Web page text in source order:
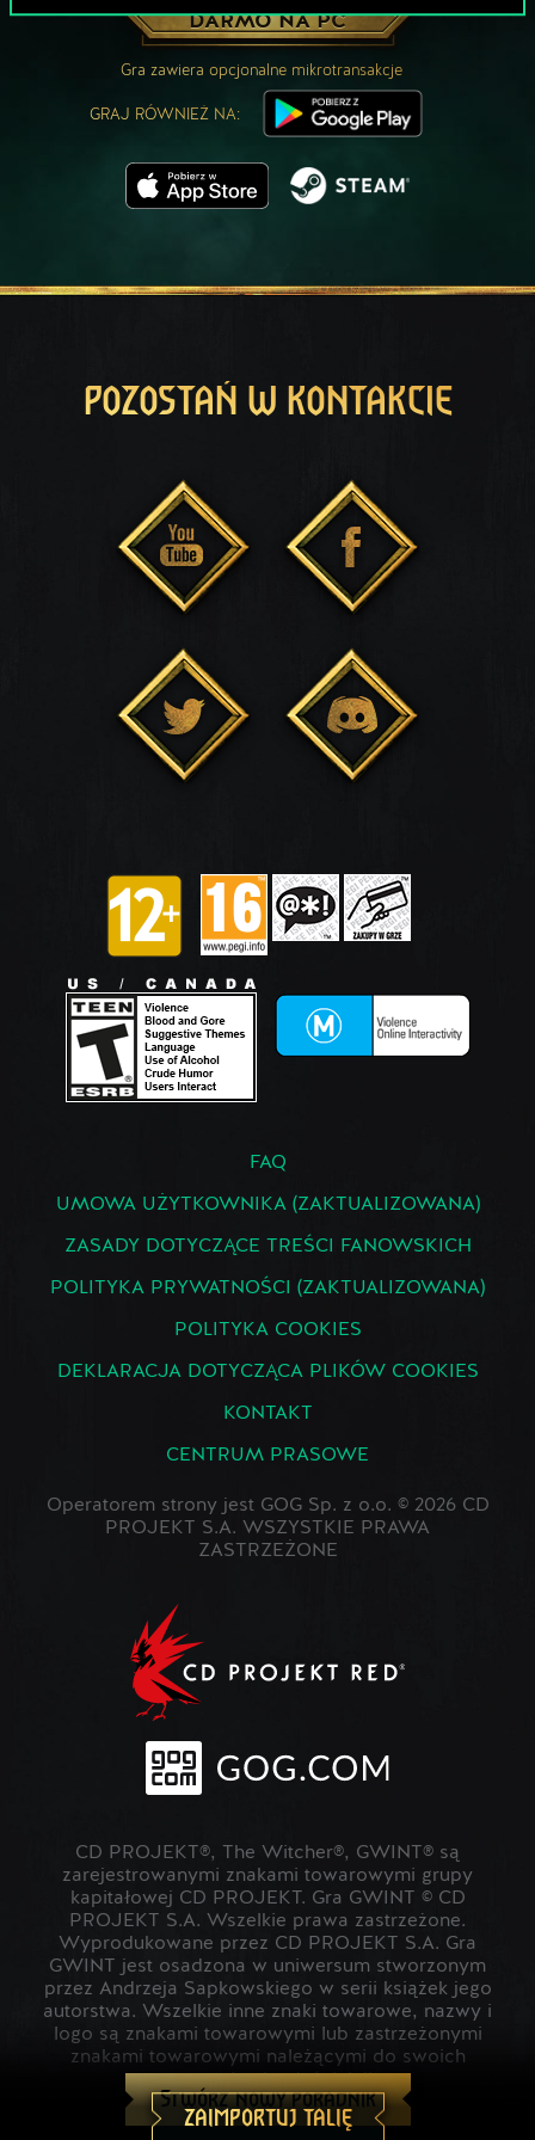
Stwórz nowy poradnik
ZAIMPORTUJ TALIĘ
DARMO NA PC
Gra zawiera opcjonalne mikrotransakcje
GRAJ RÓWNIEŻ NA:
POZOSTAŃ W KONTAKCIE
FAQ
UMOWA UŻYTKOWNIKA (ZAKTUALIZOWANA)
ZASADY DOTYCZĄCE TREŚCI FANOWSKICH
POLITYKA PRYWATNOŚCI (ZAKTUALIZOWANA)
POLITYKA COOKIES
DEKLARACJA DOTYCZĄCA PLIKÓW COOKIES
KONTAKT
CENTRUM PRASOWE
Operatorem strony jest GOG Sp. z o.o. © 2026 CD
PROJEKT S.A. WSZYSTKIE PRAWA
ZASTRZEŻONE
CD PROJEKT®, The Witcher®, GWINT® są
zarejestrowanymi znakami towarowymi grupy
kapitałowej CD PROJEKT. Gra GWINT © CD
PROJEKT S.A. Wszelkie prawa zastrzeżone.
Wyprodukowane przez CD PROJEKT S.A. Gra
GWINT jest osadzona w uniwersum stworzonym
przez Andrzeja Sapkowskiego w serii książek jego
autorstwa. Wszelkie inne znaki towarowe, nazwy i
logo są znakami towarowymi lub zastrzeżonymi
znakami towarowymi należącymi do swoich
prawowitych właścicieli.